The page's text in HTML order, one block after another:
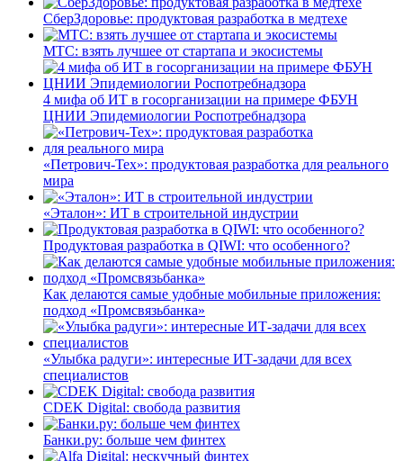
СберЗдоровье: продуктовая разработка в медтехе
МТС: взять лучшее от стартапа и экосистемы
4 мифа об ИТ в госорганизации на примере ФБУН
ЦНИИ Эпидемиологии Роспотребнадзора
«Петрович-Тех»: продуктовая разработка для реального
мира
«Эталон»: ИТ в строительной индустрии
Продуктовая разработка в QIWI: что особенного?
Как делаются самые удобные мобильные приложения:
подход «Промсвязьбанка»
«Улыбка радуги»: интересные ИТ-задачи для всех
специалистов
CDEK Digital: свобода развития
Банки.ру: больше чем финтех